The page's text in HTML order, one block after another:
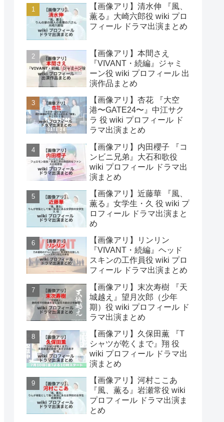
【画像アリ】清水伸 『風、
薫る』大崎六郎役 wiki プロ
フィール ドラマ出演まとめ
【画像アリ】本間さえ
『VIVANT・続編』ジャミ
ーン役 wiki プロフィール 出
演作品まとめ
【画像アリ】杏花 『大空
港〜GATE24〜』中江サク
ラ 役 wiki プロフィール ド
ラマ出演まとめ
【画像アリ】内田櫻子 『コ
ンビニ兄弟』大石和歌役
wiki プロフィール ドラマ出
演まとめ
【画像アリ】近藤華 『風、
薫る』女学生・久 役 wiki プ
ロフィール ドラマ出演まと
め
【画像アリ】リンリン
『VIVANT・続編』ヘッド
スキンの工作員役 wiki プロ
フィール ドラマ出演まとめ
【画像アリ】末次寿樹 『天
城越え』望月次郎（少年
期）役 wiki プロフィール ド
ラマ出演まとめ
【画像アリ】久保田薫 『T
シャツが乾くまで』翔 役
wiki プロフィール ドラマ出
演まとめ
【画像アリ】河村ここあ
『風、薫る』岩瀬常役 wiki
プロフィール ドラマ出演ま
とめ